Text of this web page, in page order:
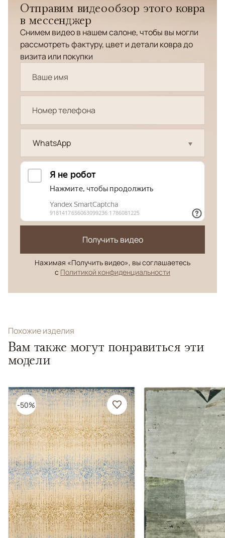
Отправим видеообзор этого ковра
в мессенджер
Снимем видео в нашем салоне, чтобы вы могли
рассмотреть фактуру, цвет и детали ковра до
визита или покупки
WhatsApp
Получить видео
Нажимая «Получить видео», вы соглашаетесь
с Политикой конфиденциальности
Похожие изделия
Вам также могут понравиться эти
модели
-50%